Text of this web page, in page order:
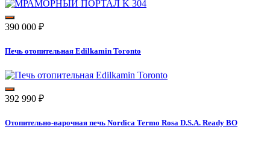
390 000 ₽
Печь отопительная Edilkamin Toronto
392 990 ₽
Отопительно-варочная печь Nordica Termo Rosa D.S.A. Ready BO